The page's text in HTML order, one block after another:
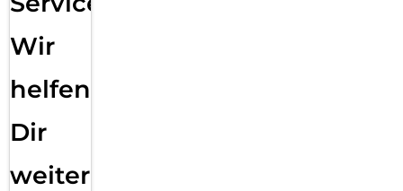
Wir
helfen
Dir
weiter